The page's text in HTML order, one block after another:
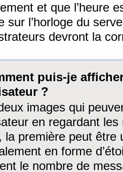
et que l’heure
sur l’horloge du
devront la
puis-je
?
images qui
en regardant
la première peut être
en forme
le nombre de